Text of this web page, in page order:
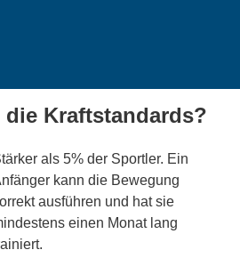
die Kraftstandards?
als 5% der Sportler. Ein
kann die Bewegung
ausführen und hat sie
einen Monat lang